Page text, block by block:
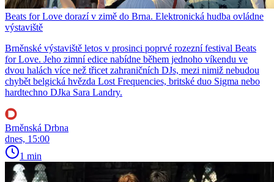
Beats for Love dorazí v zimě do Brna. Elektronická hudba ovládne
výstaviště
Brněnské výstaviště letos v prosinci poprvé rozezní festival Beats
for Love. Jeho zimní edice nabídne během jednoho víkendu ve
dvou halách více než třicet zahraničních DJs, mezi nimiž nebudou
chybět belgická hvězda Lost Frequencies, britské duo Sigma nebo
hardtechno DJka Sara Landry.
Brněnská Drbna
dnes, 15:00
1 min